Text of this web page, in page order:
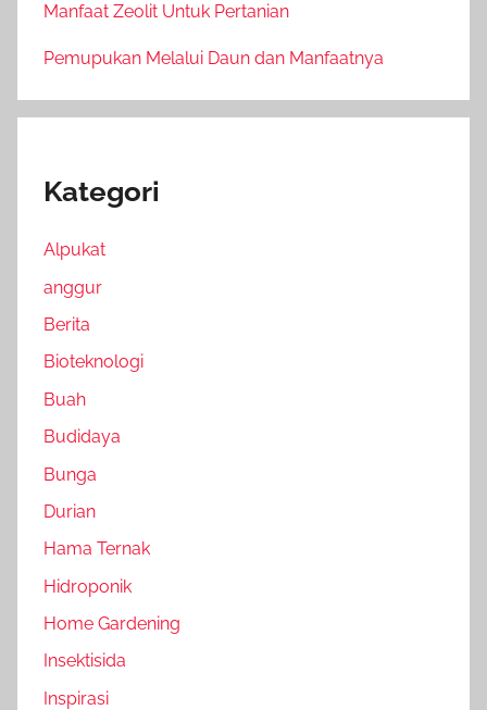
Manfaat Zeolit Untuk Pertanian
Pemupukan Melalui Daun dan Manfaatnya
Kategori
Alpukat
anggur
Berita
Bioteknologi
Buah
Budidaya
Bunga
Durian
Hama Ternak
Hidroponik
Home Gardening
Insektisida
Inspirasi